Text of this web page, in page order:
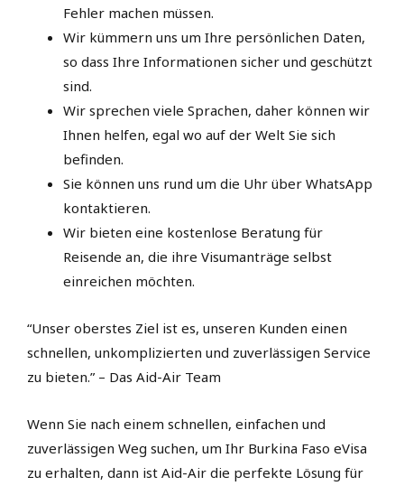
Fehler machen müssen.
Wir kümmern uns um Ihre persönlichen Daten,
so dass Ihre Informationen sicher und geschützt
sind.
Wir sprechen viele Sprachen, daher können wir
Ihnen helfen, egal wo auf der Welt Sie sich
befinden.
Sie können uns rund um die Uhr über WhatsApp
kontaktieren.
Wir bieten eine kostenlose Beratung für
Reisende an, die ihre Visumanträge selbst
einreichen möchten.
“Unser oberstes Ziel ist es, unseren Kunden einen
schnellen, unkomplizierten und zuverlässigen Service
zu bieten.” – Das Aid-Air Team
Wenn Sie nach einem schnellen, einfachen und
zuverlässigen Weg suchen, um Ihr Burkina Faso eVisa
zu erhalten, dann ist Aid-Air die perfekte Lösung für